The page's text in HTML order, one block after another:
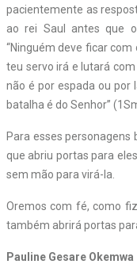
pacientemente as
ao rei Saul antes que
“Ninguém deve ficar
teu servo irá e lutará
não é por espada ou por
batalha é do Senhor”
Para esses personagens
que abriu portas para
sem mão para virá-la.
Oremos com fé, como
também abrirá portas
Pauline Gesare Okemwa